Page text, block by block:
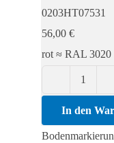
Menge
0203HT07531
56,00 €
rot ≈ RAL 3020
T-
Form
In den